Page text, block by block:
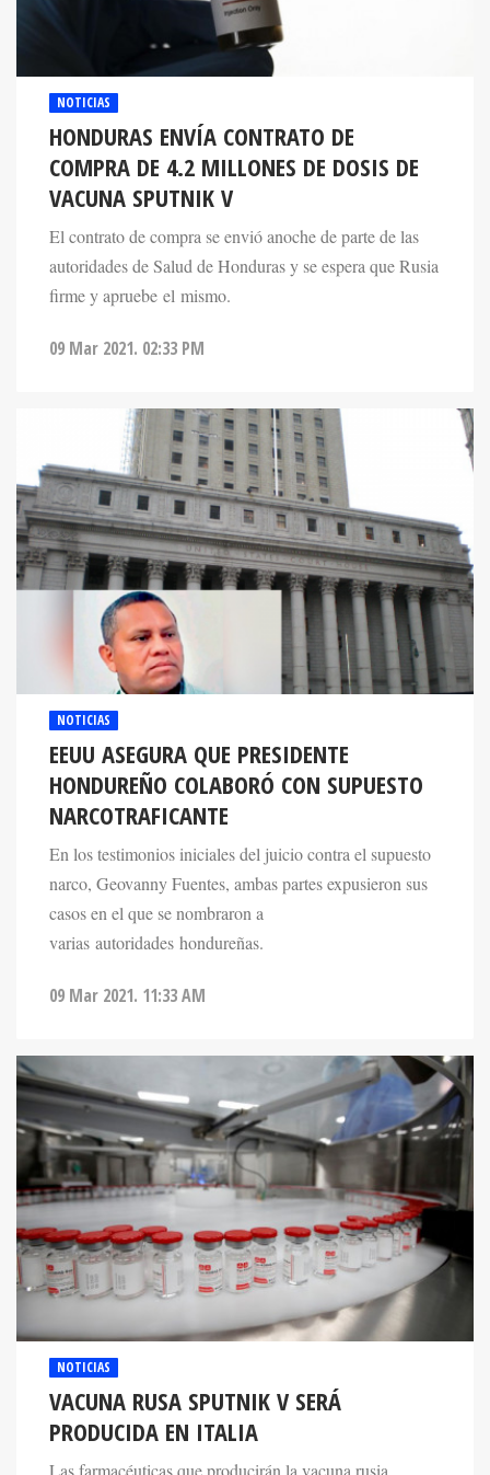
NOTICIAS
HONDURAS ENVÍA CONTRATO DE
COMPRA DE 4.2 MILLONES DE DOSIS DE
VACUNA SPUTNIK V
El contrato de compra se envió anoche de parte de las
autoridades de Salud de Honduras y se espera que Rusia
firme y apruebe el mismo.
09 Mar 2021. 02:33 PM
NOTICIAS
EEUU ASEGURA QUE PRESIDENTE
HONDUREÑO COLABORÓ CON SUPUESTO
NARCOTRAFICANTE
En los testimonios iniciales del juicio contra el supuesto
narco, Geovanny Fuentes, ambas partes expusieron sus
casos en el que se nombraron a
varias autoridades hondureñas.
09 Mar 2021. 11:33 AM
NOTICIAS
VACUNA RUSA SPUTNIK V SERÁ
PRODUCIDA EN ITALIA